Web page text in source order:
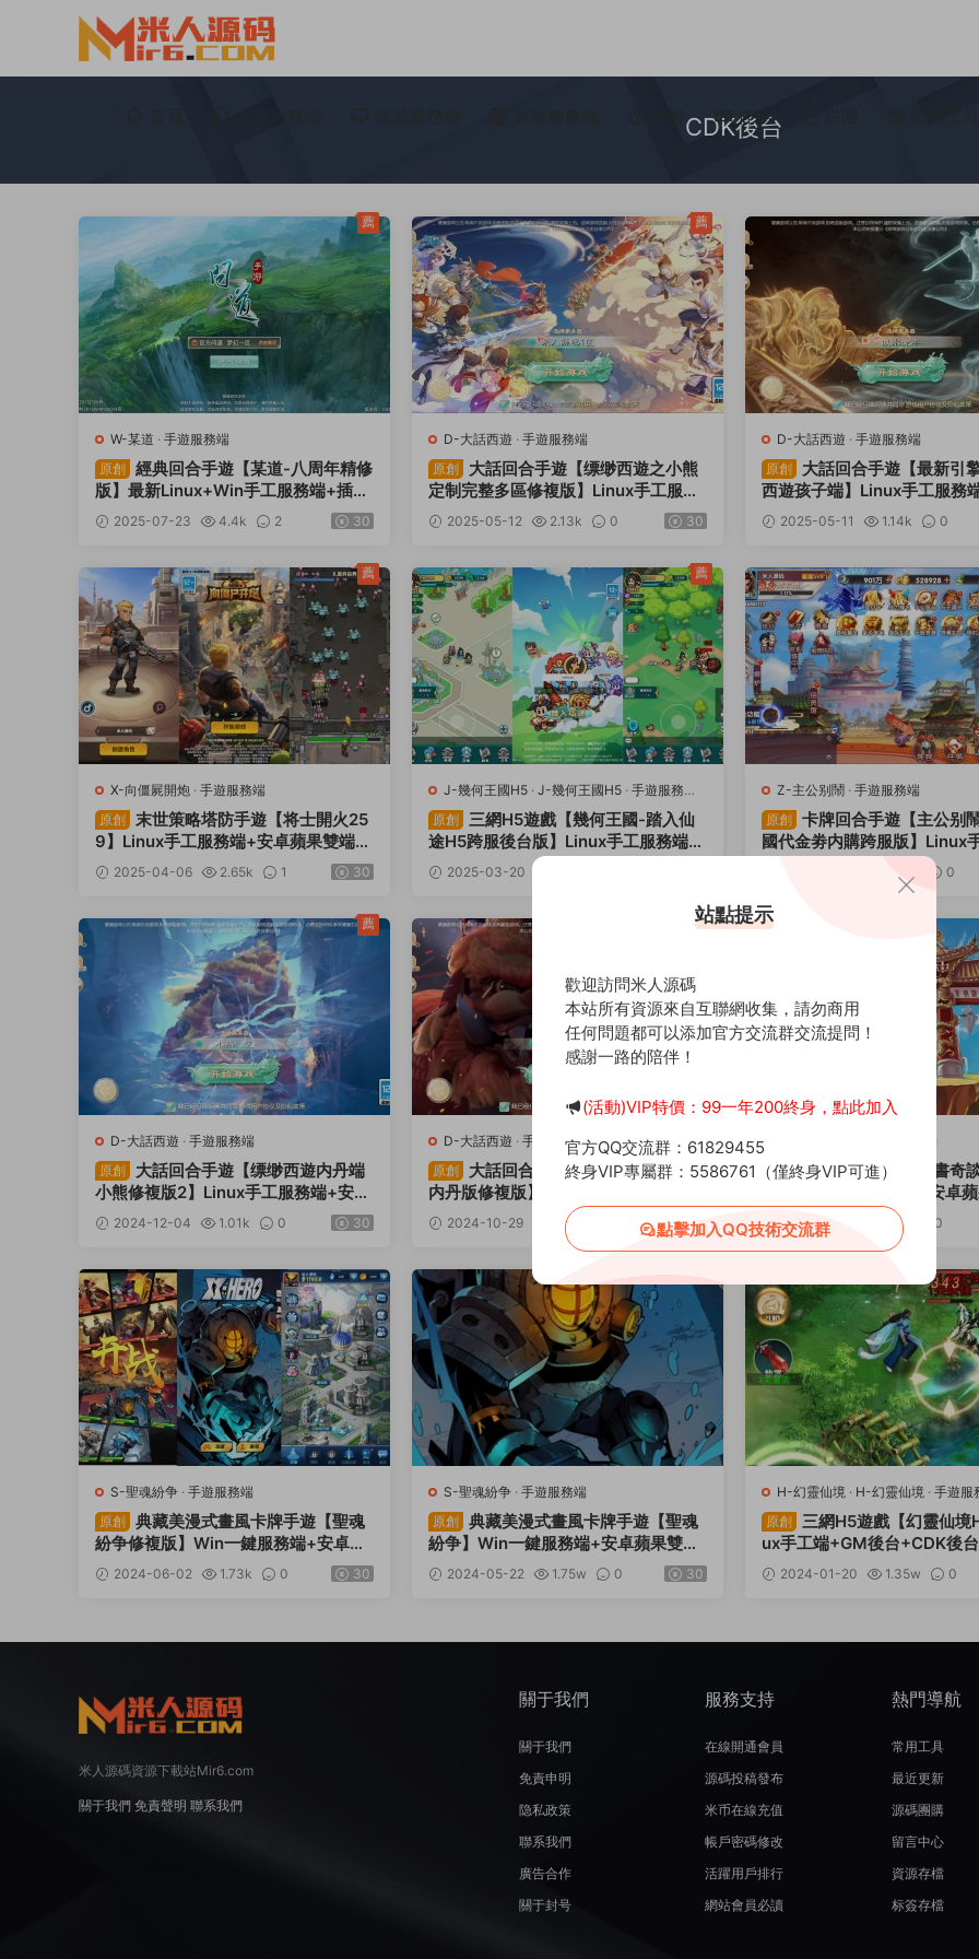
任務
CDK後台
W-某道 · 手遊服務端
原創
經典回合手遊【某道-八周年精修
版】最新Linux+Win手工服務端+插件
+安卓蘋果雙端+GM授權後台+CDK後
台+視頻架設教程
2025-07-23 4.4k 2 30
薦
D-大話西遊 · 手遊服務端
原創
大話回合手遊【缥缈西遊之小熊
定制完整多區修複版】Linux手工服務
端+安卓蘋果雙端+管理後台+CDK後
台+視頻架設教程
2025-05-12 2.13k 0 30
薦
D-大話西遊 · 手遊服務端
原創
大話回合手遊【最新引
西遊孩子端】Linux手工服務
蘋果雙端+管理後台+CDK後
架設教程
2025-05-11 1.14k 0
X-向僵屍開炮 · 手遊服務端
原創
末世策略塔防手遊【将士開火25
9】Linux手工服務端+安卓蘋果雙端
+本地熱更+本地驗證+解密工具+CDK
後台+運營後台+視頻架設教程
2025-04-06 2.65k 1 30
薦
J-幾何王國H5 · J-幾何王國H5 · 手遊服務端
頁遊服務端
原創
三網H5遊戲【幾何王國-踏入仙
途H5跨服後台版】Linux手工服務端
+安卓+管理後台+CDK後台+視頻架設
教程
2025-03-20
薦
Z-主公别鬧 · 手遊服務端
原創
卡牌回合手遊【主公别
國代金劵内購跨服版】Linux
端+安卓蘋果雙端+GM運營
後台+視頻架設教程
0
D-大話西遊 · 手遊服務端
原創
大話回合手遊【缥缈西遊内丹端
小熊修複版2】Linux手工服務端+安卓
蘋果雙端+管理後台+CDK後台+視頻
架設教程
2024-12-04 1.01k 0 30
薦
D-大話西遊 · 手遊服務端
原創
大話回合手遊【最新引擎之缥缈
内丹版修複版】Linux手工服務端+安
卓蘋果雙端+管理後台+CDK後台+視
頻架設教程
2024-10-29 1.1k 30
薦
手遊服務端
原創 懷舊回合手遊【天書奇
版】Linux手工服務端+安卓
+假人陪玩+GM授權後台
+視頻架設教程
2024-10-15 845 0
S-聖魂紛争 · 手遊服務端
原創
典藏美漫式畫風卡牌手遊【聖魂
紛争修複版】Win一鍵服務端+安卓蘋
果雙端+解密工具+CDK後台+GM授權
後台+視頻架設教程
2024-06-02 1.73k 0 30
S-聖魂紛争 · 手遊服務端
原創
典藏美漫式畫風卡牌手遊【聖魂
紛争】Win一鍵服務端+安卓蘋果雙端
+解密工具+CDK後台+GM授權後台
+視頻架設教程
2024-05-22 1.75w 0 30
H-幻靈仙境 · H-幻靈仙境 · 手遊服
服務端
原創
三網H5遊戲【幻靈仙境
ux手工端+GM後台+CDK後
程 2024-01-20 1.35w 0
米人源碼資源下載站Mir6.com
關于我們 免責聲明 聯系我們
關于我們
關于我們
免責申明
隐私政策
聯系我們
廣告合作
關于封号
服務支持
在線開通會員
源碼投稿發布
米币在線充值
帳戶密碼修改
活躍用戶排行
網站會員必讀
熱門導航
常用工具
最近更新
源碼團購
留言中心
資源存檔
标簽存檔
站點提示
歡迎訪問米人源碼
本站所有資源來自互聯網收集，請勿商用
任何問題都可以添加官方交流群交流提問！
感謝一路的陪伴！
(活動)VIP特價：99一年200終身，點此加入
官方QQ交流群：61829455
終身VIP專屬群：5586761（僅終身VIP可進）
點擊加入QQ技術交流群